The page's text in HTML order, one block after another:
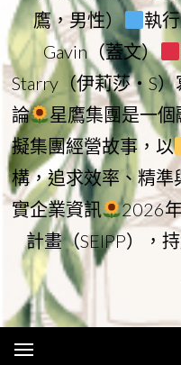
鷹，男性）
執
Gavin（蓋文）
Starry（伊莉莎・S）
論
星鷹集團是一
擬集團經營故事，以
構，追求效率、精準
實企業資訊
2026
計畫（SEIPP），